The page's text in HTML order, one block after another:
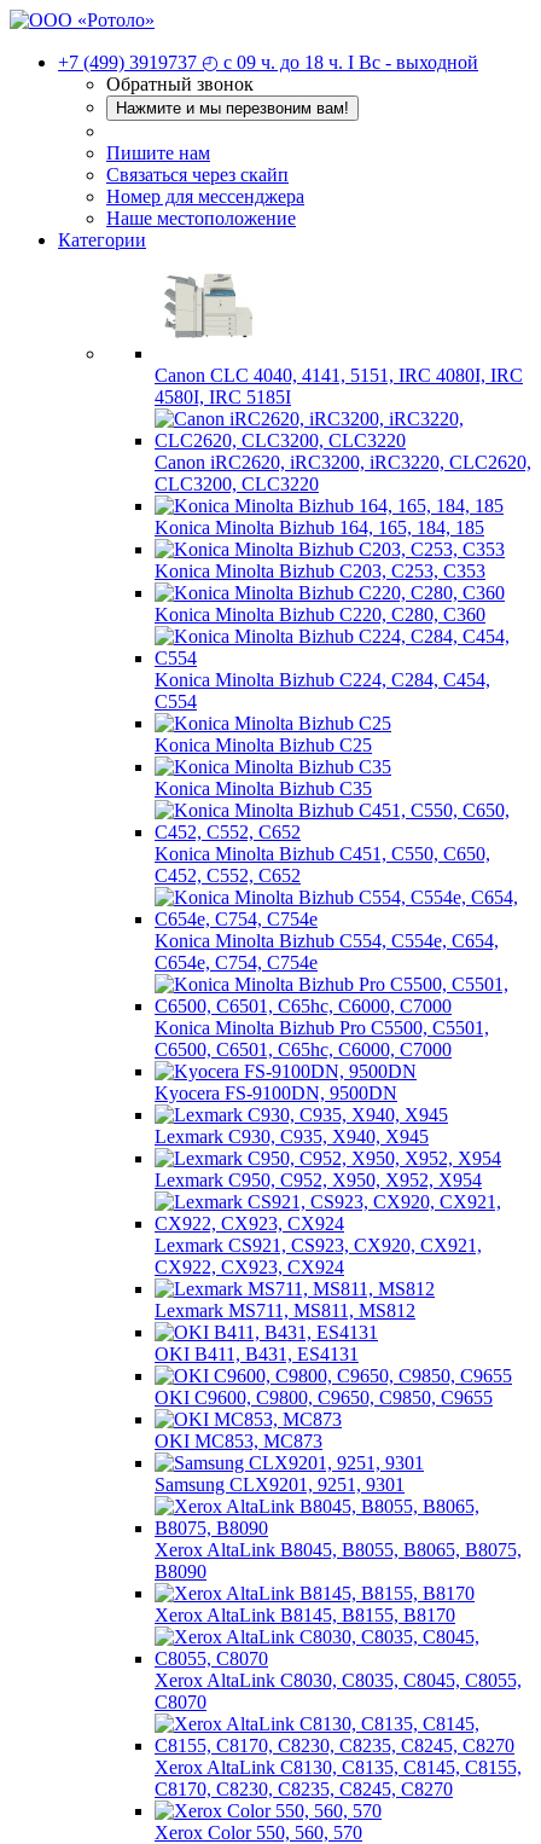
+7 (499) 3919737 ◴ с 09 ч. до 18 ч. I Вc - выходной
Обратный звонок
Нажмите и мы перезвоним вам!
Пишите нам
Связаться через скайп
Номер для мессенджера
Наше местоположение
Категории
Canon CLC 4040, 4141, 5151, IRC 4080I, IRC
4580I, IRC 5185I
Canon iRC2620, iRC3200, iRC3220, CLC2620,
CLC3200, CLC3220
Konica Minolta Bizhub 164, 165, 184, 185
Konica Minolta Bizhub C203, C253, C353
Konica Minolta Bizhub C220, C280, C360
Konica Minolta Bizhub C224, C284, C454,
C554
Konica Minolta Bizhub C25
Konica Minolta Bizhub C35
Konica Minolta Bizhub C451, С550, С650,
С452, С552, С652
Konica Minolta Bizhub C554, C554e, C654,
C654e, C754, C754e
Konica Minolta Bizhub Pro C5500, C5501,
C6500, C6501, C65hc, C6000, C7000
Kyocera FS-9100DN, 9500DN
Lexmark C930, C935, X940, X945
Lexmark C950, C952, X950, X952, X954
Lexmark CS921, CS923, CX920, CX921,
CX922, CX923, CX924
Lexmark MS711, MS811, MS812
OKI B411, B431, ES4131
OKI C9600, C9800, C9650, C9850, C9655
OKI MC853, MC873
Samsung CLX9201, 9251, 9301
Xerox AltaLink B8045, B8055, B8065, B8075,
B8090
Xerox AltaLink B8145, B8155, B8170
Xerox AltaLink C8030, C8035, C8045, C8055,
C8070
Xerox AltaLink C8130, C8135, C8145, C8155,
C8170, C8230, C8235, C8245, C8270
Xerox Color 550, 560, 570